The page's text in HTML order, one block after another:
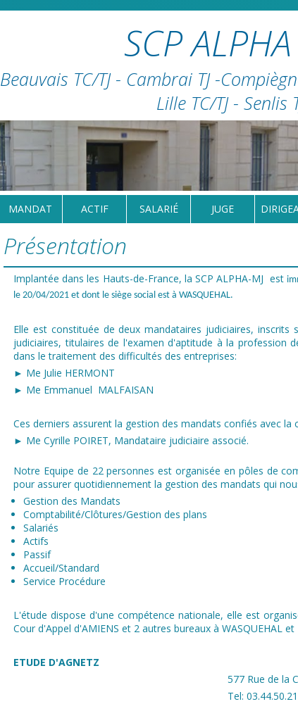
SCP
Beauvais TC/TJ - Cambrai TJ -
Lille TC/TJ - Senlis
MANDAT ACTIF SALARIÉ JUGE
Présentation
Implantée dans les Hauts-de-France, la SCP ALPHA-MJ est
le 20/04/2021 et dont le siège social est à WASQUEHAL.
Elle est constituée de deux mandataires judiciaires, inscrits
judiciaires, titulaires de l'examen d'aptitude à la profession
dans le traitement des difficultés des entreprises:
► Me Julie HERMONT
► Me Emmanuel MALFAISAN
Ces derniers assurent la gestion des mandats confiés avec la
► Me Cyrille POIRET, Mandataire judiciaire associé.
Notre Equipe de 22 personnes est organisée en pôles de
pour assurer quotidiennement la gestion des mandats qui
Gestion des Mandats
Comptabilité/Clôtures/Gestion des plans
Salariés​
Actifs
Passif
Accueil/Standard
Service Procédure
L'étude dispose d'une compétence nationale, elle est
Cour d'Appel d'AMIENS et 2 autres bureaux à WASQUEHAL et
ETUDE D'AGNETZ
577 Rue de la
Tel: